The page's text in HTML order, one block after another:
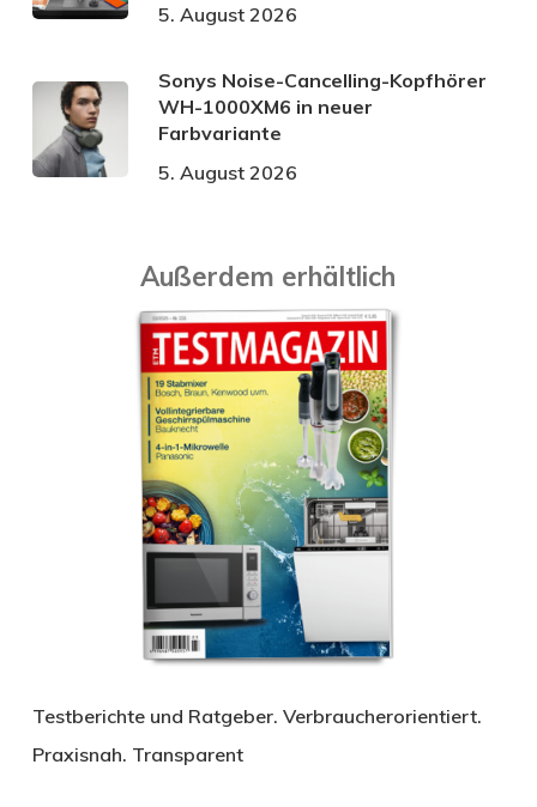
5. August 2026
Sonys Noise-Cancelling-Kopfhörer
WH-1000XM6 in neuer
Farbvariante
5. August 2026
Außerdem erhältlich
Testberichte und Ratgeber. Verbraucherorientiert.
Praxisnah. Transparent